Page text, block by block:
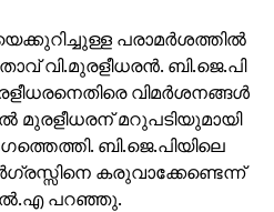
പരാമര്‍ശത്തില്‍
വി.മുരളീധരന്‍. ബി.ജെ.പി
വിമര്‍ശനങ്ങള്‍
മുരളീധരന് മറുപടിയുമായി
ബി.ജെ.പിയിലെ
കരുവാക്കേണ്ടെന്ന്
പറഞ്ഞു.